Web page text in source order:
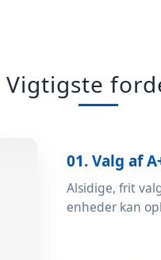
Vigtigste
01. Valg af
Alsidige, frit
enheder kan